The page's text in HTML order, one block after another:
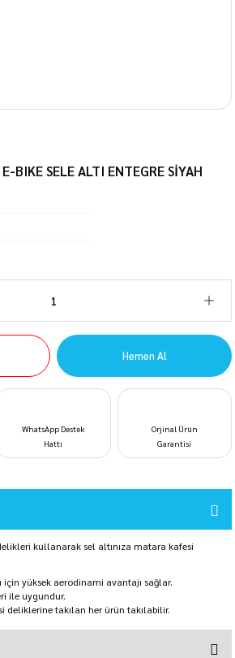
BIKE SELE ALTI ENTEGRE SİYAH
Hemen Al
WhatsApp Destek
Hattı
Orjinal Ürün
Garantisi
kullanarak sel altınıza matara kafesi
için yüksek aerodinami avantajı sağlar.
ile uygundur.
deliklerine takılan her ürün takılabilir.